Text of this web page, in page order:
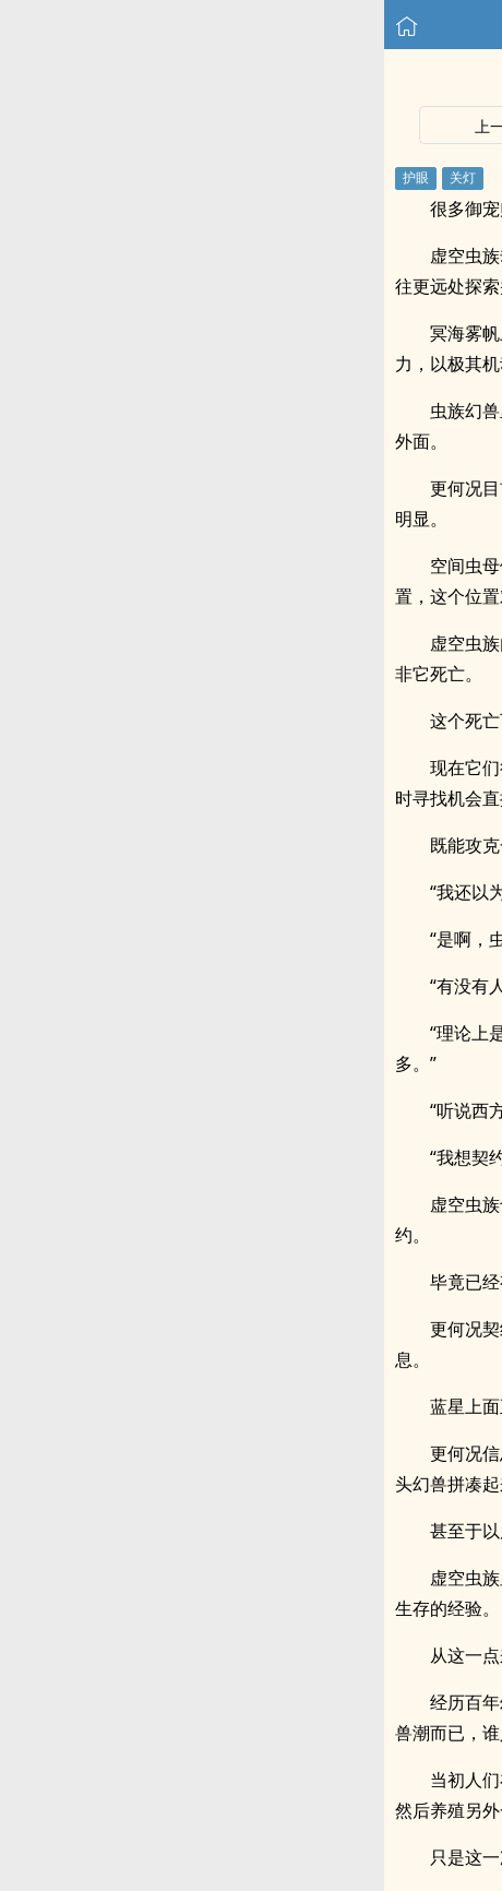
上
很多御
虚空虫
往更远处探索
冥海雾
力，以极其
虫族幻
外面。
更何况
明显。
空间虫
置，这个位
虚空虫
非它死亡。
这个死
现在它
时寻找机会直
既能攻
“我还以
“是啊，
“有没有
“理论上
多。”
“听说西
“我想契
虚空虫
约。
毕竟已经
更何况
息。
蓝星上
更何况
头幻兽拼凑
甚至于
虚空虫
生存的经验。
从这一
经历百
兽潮而已，
当初人
然后养殖另
只是这